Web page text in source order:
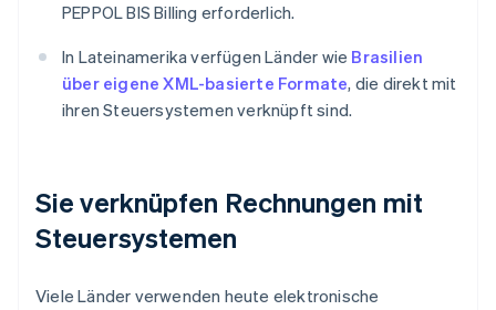
PEPPOL BIS Billing erforderlich.
In Lateinamerika verfügen Länder wie Brasilien
über eigene XML-basierte Formate, die direkt mit
ihren Steuersystemen verknüpft sind.
Sie verknüpfen Rechnungen mit
Steuersystemen
Viele Länder verwenden heute elektronische